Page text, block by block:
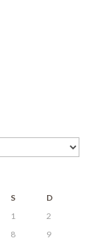
S
D
1
2
8
9